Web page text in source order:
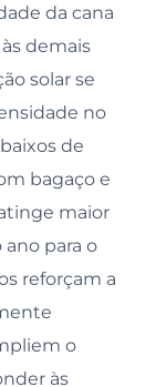
da cana
demais
solar se
no
de
bagaço e
maior
para o
reforçam a
o
às